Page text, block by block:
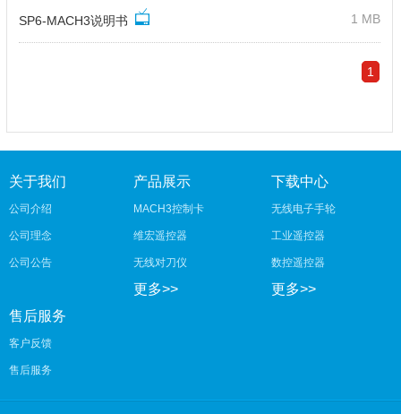
SP6-MACH3说明书 1 MB
1
关于我们
公司介绍
公司理念
公司公告
产品展示
MACH3控制卡
维宏遥控器
无线对刀仪
更多>>
下载中心
无线电子手轮
工业遥控器
数控遥控器
更多>>
售后服务
客户反馈
售后服务